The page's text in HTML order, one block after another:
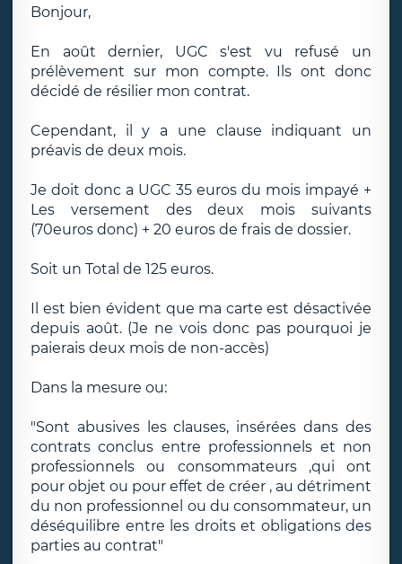
Bonjour,
En août dernier, UGC s'est vu refusé un
prélèvement sur mon compte. Ils ont donc
décidé de résilier mon contrat.
Cependant, il y a une clause indiquant un
préavis de deux mois.
Je doit donc a UGC 35 euros du mois impayé +
Les versement des deux mois suivants
(70euros donc) + 20 euros de frais de dossier.
Soit un Total de 125 euros.
Il est bien évident que ma carte est désactivée
depuis août. (Je ne vois donc pas pourquoi je
paierais deux mois de non-accès)
Dans la mesure ou:
"Sont abusives les clauses, insérées dans des
contrats conclus entre professionnels et non
professionnels ou consommateurs ,qui ont
pour objet ou pour effet de créer , au détriment
du non professionnel ou du consommateur, un
déséquilibre entre les droits et obligations des
parties au contrat"